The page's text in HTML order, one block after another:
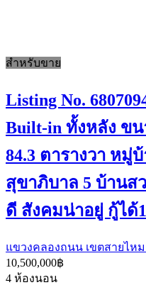
สำหรับขาย
Listing No.
Built-in ทั้งหลัง ข
84.3 ตารางวา หมู่
สุขาภิบาล 5 บ้านส
ดี สังคมน่าอยู่ กู้ได้
แขวงคลองถนน เขตสายไห
10,500,000฿
4 ห้องนอน